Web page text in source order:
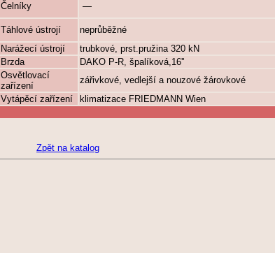
Čelníky —
Táhlové ústrojí
neprůběžné
Narážecí ústrojí
trubkové, prst.pružina 320 kN
Brzda
DAKO P-R, špalíková,16''
Osvětlovací
zařízení
zářivkové, vedlejší a nouzové žárovkové
Vytápěcí zařízení
klimatizace FRIEDMANN Wien
Zpět na katalog